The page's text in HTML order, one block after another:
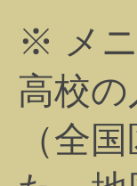
※ メ
高校
（全